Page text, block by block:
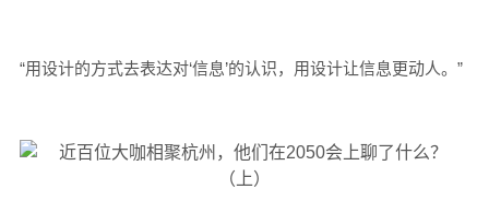
“用设计的方式去表达对‘信息’的认识，用设计让信息更动人。”